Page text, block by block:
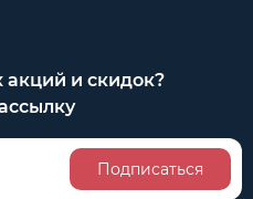
акций и скидок?
Подписаться